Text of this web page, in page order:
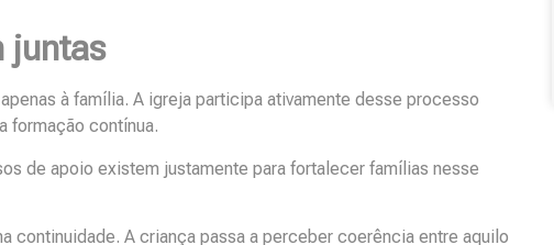
juntas
à família. A igreja participa ativamente desse processo
formação contínua.
de apoio existem justamente para fortalecer famílias nesse
continuidade. A criança passa a perceber coerência entre aquilo